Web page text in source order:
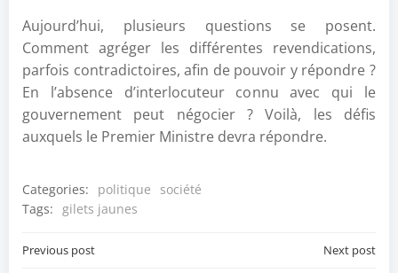
Aujourd’hui, plusieurs questions se posent.
Comment agréger les différentes revendications,
parfois contradictoires, afin de pouvoir y répondre ?
En l’absence d’interlocuteur connu avec qui le
gouvernement peut négocier ? Voilà, les défis
auxquels le Premier Ministre devra répondre.
Categories: politique
société
Tags: gilets jaunes
Post
Previous post Next post